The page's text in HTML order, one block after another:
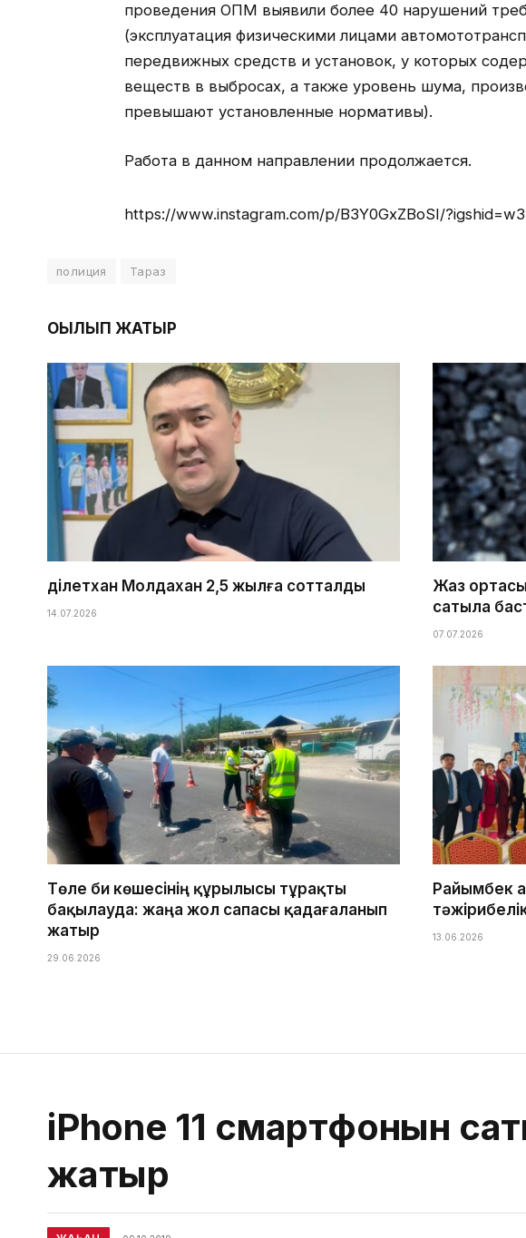
проведения ОПМ выявили более 40 нарушений
(эксплуатация физическими лицами
передвижных средств и установок, у которых
веществ в выбросах, а также уровень шума,
превышают установленные нормативы).
Работа в данном направлении продолжается.
https://www.instagram.com/p/B3Y0GxZBoSI/
полиция Тараз
ОҚЫЛЫП ЖАТЫР
Әділетхан Молдахан 2,5 жылға сотталды
14.07.2026
Жаз
сатыла
07.07.2026
Төле би көшесінің құрылысы тұрақты
бақылауда: жаңа жол сапасы қадағаланып
жатыр
29.06.2026
Райымбек
13.06.2026
iPhone 11 смартфонын
жатыр